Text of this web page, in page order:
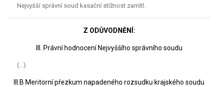
Nejvyšší správní soud kasační stížnost zamítl.
Z ODŮVODNĚNÍ:
III. Právní hodnocení Nejvyššího správního soudu
(...)
III.B Meritorní přezkum napadeného rozsudku krajského soudu